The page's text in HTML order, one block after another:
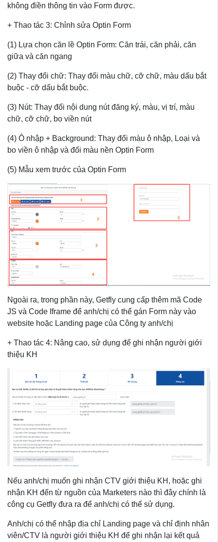
không điền thông tin vào Form được.
+ Thao tác 3: Chỉnh sửa Optin Form
(1) Lựa chọn căn lề Optin Form: Căn trái, căn phải, căn
giữa và căn ngang
(2) Thay đổi chữ: Thay đổi màu chữ, cỡ chữ, màu dấu bắt
buộc - cỡ dấu bắt buộc.
(3) Nút: Thay đổi nội dung nút đăng ký, màu, vị trí, màu
chữ, cỡ chữ, bo viền nút
(4) Ô nhập + Background: Thay đổi màu ô nhập, Loại và
bo viền ô nhập và đổi màu nền Optin Form
(5) Mẫu xem trước của Optin Form
Ngoài ra, trong phần này, Getfly cung cấp thêm mã Code
JS và Code Iframe để anh/chị có thể gán Form này vào
website hoặc Landing page của Công ty anh/chị
+ Thao tác 4: Nâng cao, sử dụng để ghi nhận người giới
thiệu KH
Nếu anh/chị muốn ghi nhận CTV giới thiệu KH, hoặc ghi
nhận KH đến từ nguồn của Marketers nào thì đây chính là
công cụ Getfly đưa ra để anh/chị có thể sử dụng.
Anh/chị có thể nhập địa chỉ Landing page và chỉ định nhân
viên/CTV là người giới thiệu KH để ghi nhận lại kết quả